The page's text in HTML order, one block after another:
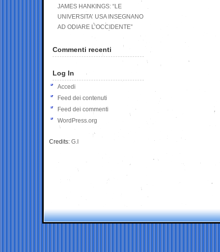
JAMES HANKINGS: “LE
UNIVERSITA’ USA INSEGNANO
AD ODIARE L’OCCIDENTE”
Commenti recenti
Log In
Accedi
Feed dei contenuti
Feed dei commenti
WordPress.org
Credits: G.I